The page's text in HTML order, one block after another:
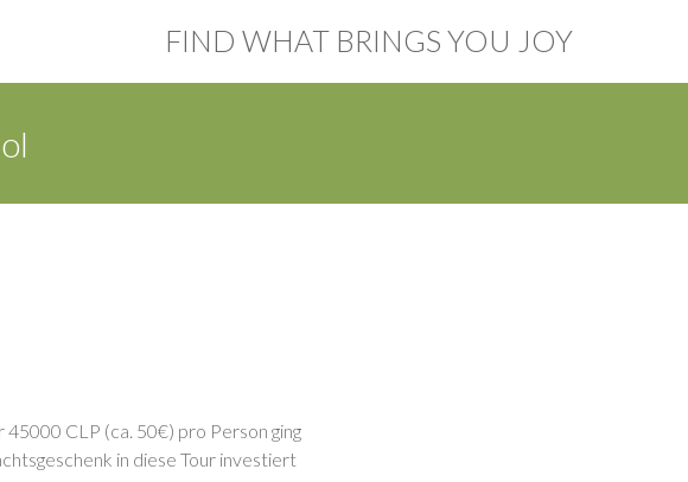
FIND WHAT BRINGS YOU JOY
CLP (ca. 50€) pro Person ging
in diese Tour investiert